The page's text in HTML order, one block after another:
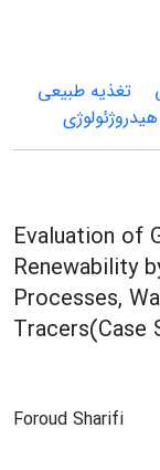
تغذیه طبیعی
‌هیدروژئولوژی
Evaluation of
Renewability
Processes,
Tracers(Case
Foroud Sharifi